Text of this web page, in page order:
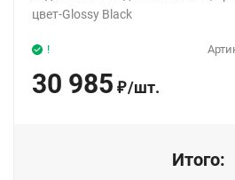
цвет-Glossy Black
!
30 985 ₽/шт.
Итого: